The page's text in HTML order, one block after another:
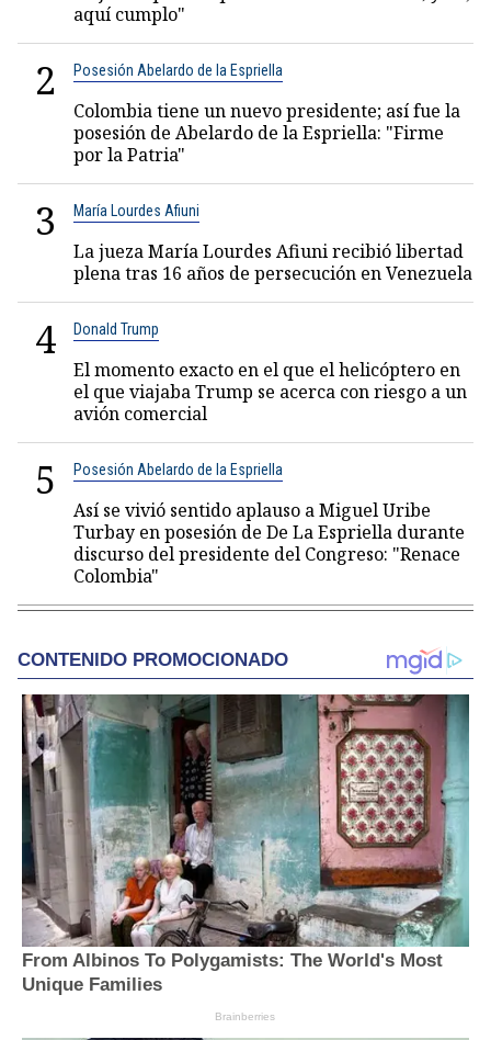
aquí cumplo"
2 Posesión Abelardo de la Espriella
Colombia tiene un nuevo presidente; así fue la
posesión de Abelardo de la Espriella: "Firme
por la Patria"
3 María Lourdes Afiuni
La jueza María Lourdes Afiuni recibió libertad
plena tras 16 años de persecución en Venezuela
4 Donald Trump
El momento exacto en el que el helicóptero en
el que viajaba Trump se acerca con riesgo a un
avión comercial
5 Posesión Abelardo de la Espriella
Así se vivió sentido aplauso a Miguel Uribe
Turbay en posesión de De La Espriella durante
discurso del presidente del Congreso: "Renace
Colombia"